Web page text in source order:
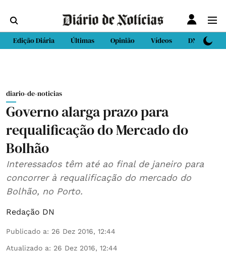
Edição Diária Últimas Opinião Vídeos DN Sport
diario-de-noticias
Governo alarga prazo para
requalificação do Mercado do
Bolhão
Interessados têm até ao final de janeiro para
concorrer à requalificação do mercado do
Bolhão, no Porto.
Redação DN
Publicado a: 26 Dez 2016, 12:44
Atualizado a: 26 Dez 2016, 12:44